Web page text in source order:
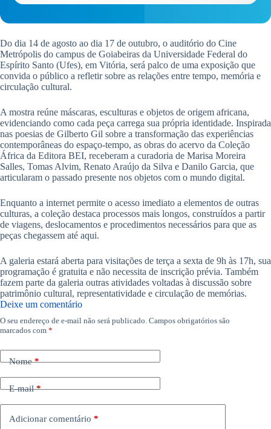
Do dia 14 de agosto ao dia 17 de outubro, o auditório do Cine
Metrópolis do campus de Goiabeiras da Universidade Federal do
Espírito Santo (Ufes), em Vitória, será palco de uma exposição que
convida o público a refletir sobre as relações entre tempo, memória e
circulação cultural.
A mostra reúne máscaras, esculturas e objetos de origem africana,
evidenciando como cada peça carrega sua própria identidade. Inspirada
nas poesias de Gilberto Gil sobre a transformação das experiências
contemporâneas do espaço-tempo, as obras do acervo da Coleção
África da Editora BEI, receberam a curadoria de Marisa Moreira
Salles, Tomas Alvim, Renato Araújo da Silva e Danilo Garcia, que
articularam o passado presente nos objetos com o mundo digital.
Enquanto a internet permite o acesso imediato a elementos de outras
culturas, a coleção destaca processos mais longos, construídos a partir
de viagens, deslocamentos e procedimentos necessários para que as
peças chegassem até aqui.
A galeria estará aberta para visitações de terça a sexta de 9h às 17h, sua
programação é gratuita e não necessita de inscrição prévia. Também
fazem parte da galeria outras atividades voltadas à discussão sobre
patrimônio cultural, representatividade e circulação de memórias.
Deixe um comentário
O seu endereço de e-mail não será publicado. Campos obrigatórios são
marcados com *
Nome*
E-mail*
Adicionar comentário *